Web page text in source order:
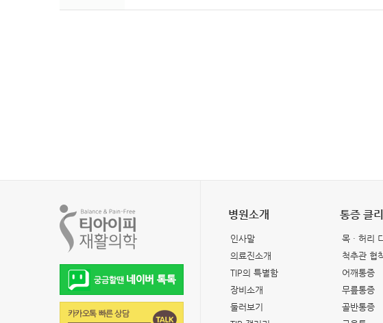
병원소개
인사말
의료진소개
TIP의 특별함
장비소개
둘러보기
통증 클
목 · 허리
척추관 협
어깨통증
무릎통증
골반통증